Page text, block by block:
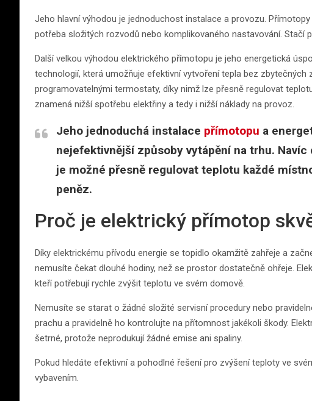
Jeho hlavní výhodou je jednoduchost instalace a provozu.
potřeba složitých rozvodů nebo komplikovaného nastavování. Stačí
Další velkou výhodou elektrického přímotopu je jeho energetická
technologií, která umožňuje efektivní vytvoření tepla bez zbytečných
programovatelnými termostaty, díky nimž lze přesně regulovat
znamená nižší spotřebu elektřiny a tedy i nižší náklady na provoz.
Jeho jednoduchá instalace přímotopu a
nejefektivnější způsoby vytápění na trhu.
je možné přesně regulovat teplotu každé
peněz.
Proč je elektrický přímotop
Díky elektrickému přívodu energie se topidlo okamžitě zahřeje a
nemusíte čekat dlouhé hodiny, než se prostor dostatečně ohřeje.
kteří potřebují rychle zvýšit teplotu ve svém domově.
Nemusíte se starat o žádné složité servisní procedury nebo
prachu a pravidelně ho kontrolujte na přítomnost jakékoli škody.
šetrné, protože neprodukují žádné emise ani spaliny.
Pokud hledáte efektivní a pohodlné řešení pro zvýšení teploty ve
vybavením.